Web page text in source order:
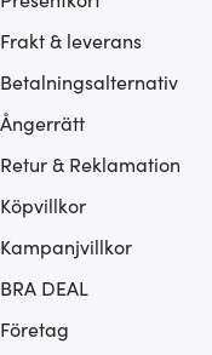
Frakt & leverans
Betalningsalternativ
Ångerrätt
Retur & Reklamation
Köpvillkor
Kampanjvillkor
BRA DEAL
Företag